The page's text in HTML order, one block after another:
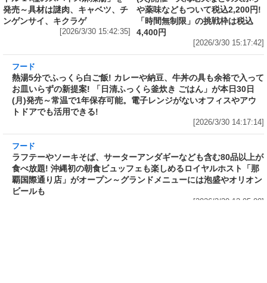
フード
3分で食べられる人気沸騰中の四
川料理! 日清食品が「カップヌー
発売～具材は謎肉、キャベツ、チ
ンゲンサイ、キクラゲ
[2026/3/30 15:42:35]
フード
自慢のそばが食べ放題! 和食麺処
(火)開催～大海老天などの天ぷら
や薬味などもついて税込2,200円!
4,400円
[2026/3/30 15:17:42]
熱湯5分でふっくら白ご飯! カレーや納豆、牛丼